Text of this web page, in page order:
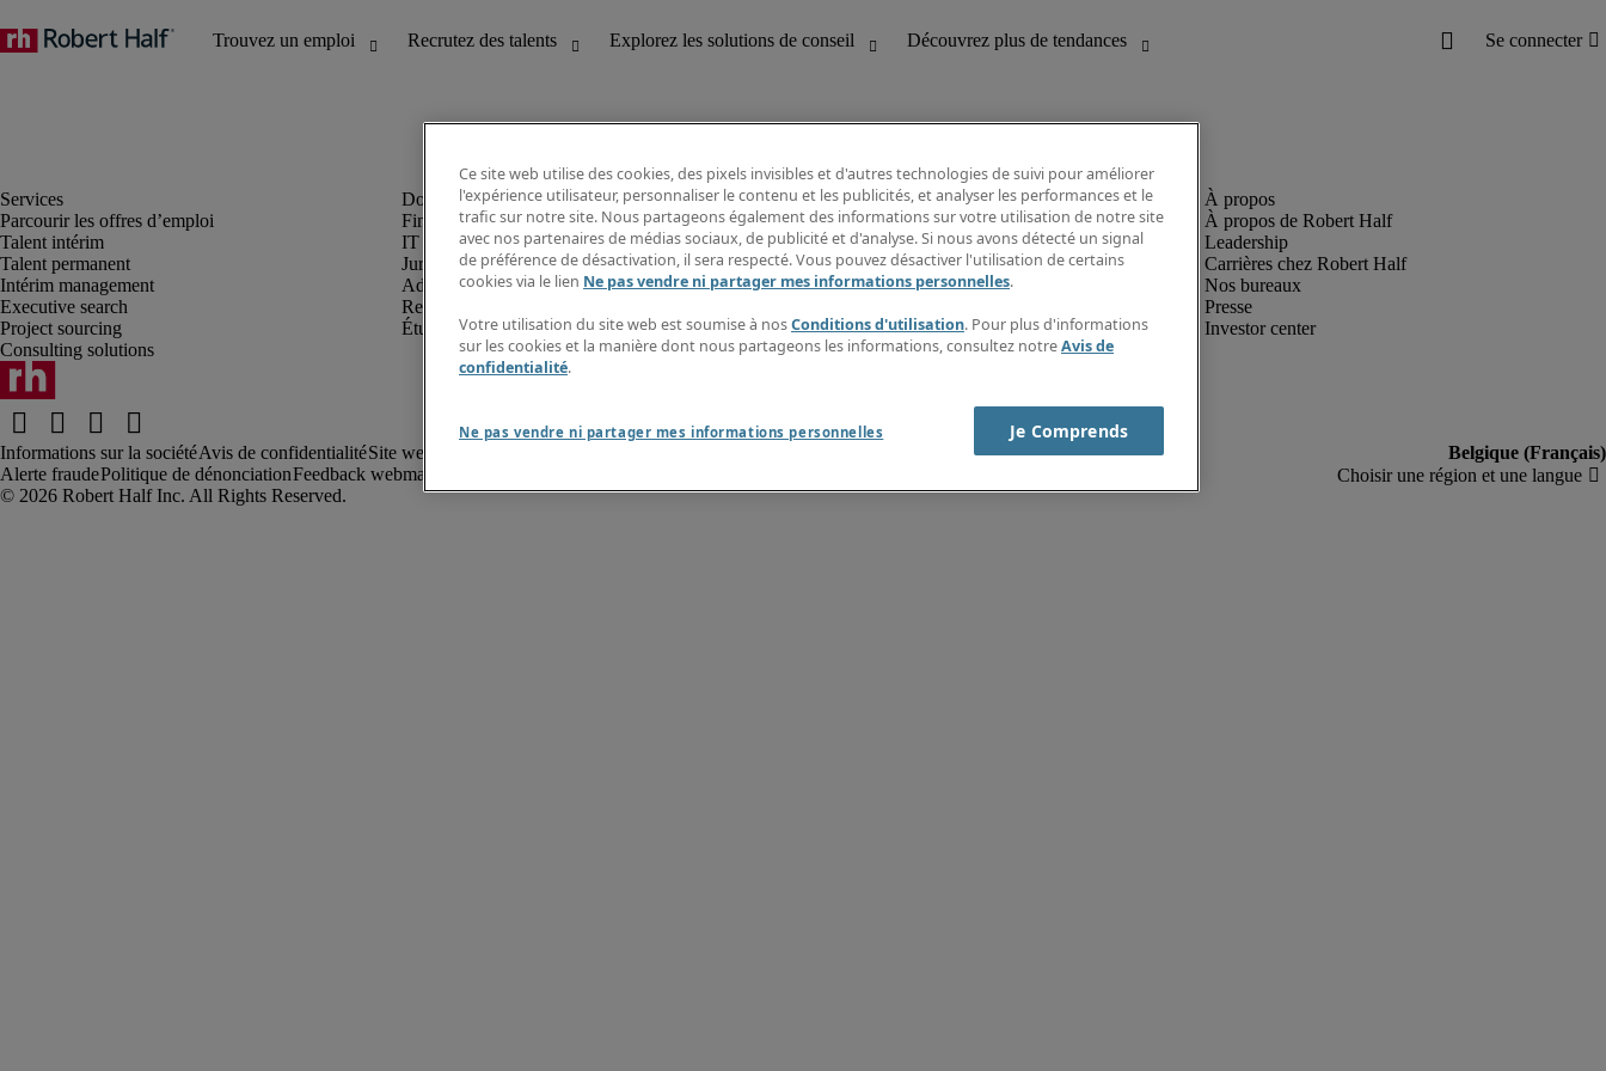
Parcourir les offres d’emploi
Talent intérim
Talent permanent
Intérim management
Executive search
Project sourcing
Consulting solutions
Finance et comptabilité
IT et digital
Juridique
Administration et service client
Ressources humaines
Étudiant
Découvrez les nouvelles tendances
Fiches métiers
Guide des Salaire
Timesheets
Créer une alerte emploi
Centre d'informations
À propos de Robert Half
Leadership
Carrières chez Robert Half
Nos bureaux
Presse
Investor center
Informations sur la sociétéAvis de confidentialitéSite web et cookies
Alerte fraudePolitique de dénonciationFeedback webmaster
Ce site web utilise des cookies, des pixels invisibles et d'autres technologies de suivi pour améliorer
l'expérience utilisateur, personnaliser le contenu et les publicités, et analyser les performances et le
trafic sur notre site. Nous partageons également des informations sur votre utilisation de notre site
avec nos partenaires de médias sociaux, de publicité et d'analyse. Si nous avons détecté un signal
de préférence de désactivation, il sera respecté. Vous pouvez désactiver l'utilisation de certains
cookies via le lien Ne pas vendre ni partager mes informations personnelles.
Votre utilisation du site web est soumise à nosConditions d'utilisation. Pour plus d'informations
sur les cookies et la manière dont nous partageons les informations, consultez notreAvis de
confidentialité.
Ne pas vendre ni partager mes informations personnelles Je Comprends